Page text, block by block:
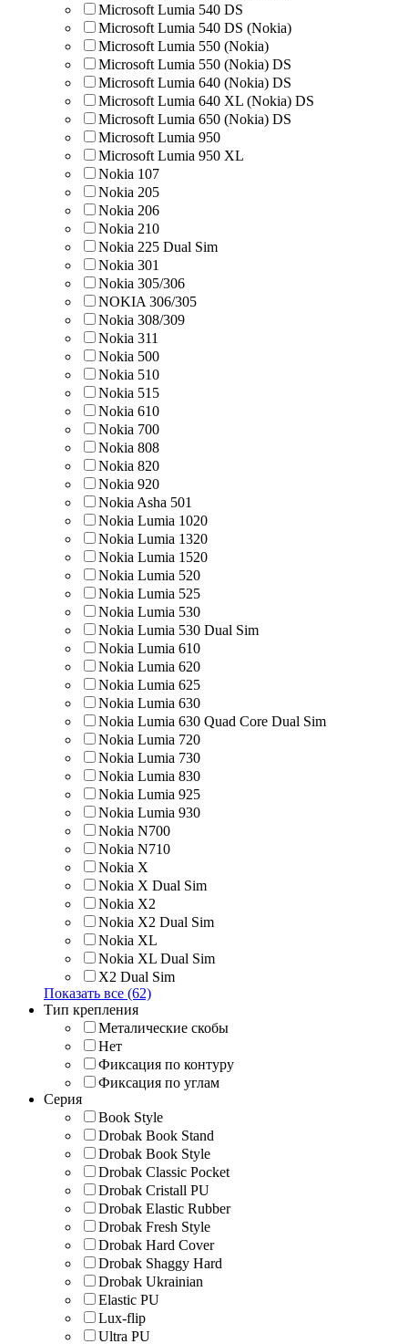
Microsoft Lumia 540 DS
Microsoft Lumia 540 DS (Nokia)
Microsoft Lumia 550 (Nokia)
Microsoft Lumia 550 (Nokia) DS
Microsoft Lumia 640 (Nokia) DS
Microsoft Lumia 640 XL (Nokia) DS
Microsoft Lumia 650 (Nokia) DS
Microsoft Lumia 950
Microsoft Lumia 950 XL
Nokia 107
Nokia 205
Nokia 206
Nokia 210
Nokia 225 Dual Sim
Nokia 301
Nokia 305/306
NOKIA 306/305
Nokia 308/309
Nokia 311
Nokia 500
Nokia 510
Nokia 515
Nokia 610
Nokia 700
Nokia 808
Nokia 820
Nokia 920
Nokia Asha 501
Nokia Lumia 1020
Nokia Lumia 1320
Nokia Lumia 1520
Nokia Lumia 520
Nokia Lumia 525
Nokia Lumia 530
Nokia Lumia 530 Dual Sim
Nokia Lumia 610
Nokia Lumia 620
Nokia Lumia 625
Nokia Lumia 630
Nokia Lumia 630 Quad Core Dual Sim
Nokia Lumia 720
Nokia Lumia 730
Nokia Lumia 830
Nokia Lumia 925
Nokia Lumia 930
Nokia N700
Nokia N710
Nokia X
Nokia X Dual Sim
Nokia X2
Nokia X2 Dual Sim
Nokia XL
Nokia XL Dual Sim
X2 Dual Sim
Показать все (62)
Тип крепления
Металические скобы
Нет
Фиксация по контуру
Фиксация по углам
Серия
Book Style
Drobak Book Stand
Drobak Book Style
Drobak Classic Pocket
Drobak Cristall PU
Drobak Elastic Rubber
Drobak Fresh Style
Drobak Hard Cover
Drobak Shaggy Hard
Drobak Ukrainian
Elastic PU
Lux-flip
Ultra PU